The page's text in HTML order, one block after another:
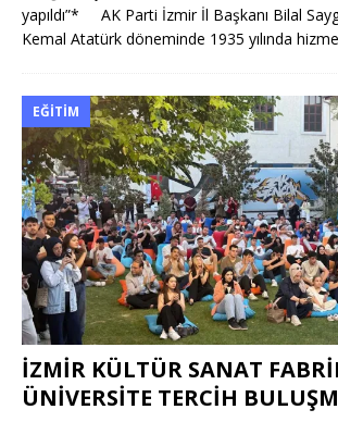
yapıldı”* AK Parti İzmir İl Başkanı Bilal
Kemal Atatürk döneminde 1935 yılında
EĞITIM
İZMİR KÜLTÜR SANAT
ÜNİVERSİTE TERCİH